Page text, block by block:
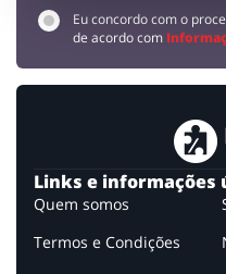
Eu concordo com o
de acordo com
Links e informações
Quem somos
Termos e Condições